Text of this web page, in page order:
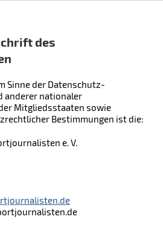
des
Sinne der Datenschutz-
anderer nationaler
Mitgliedsstaaten sowie
Bestimmungen ist die:
e. V.